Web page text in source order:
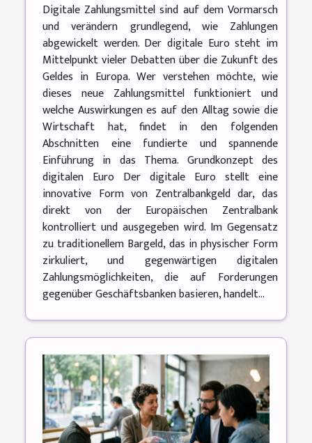
Digitale Zahlungsmittel sind auf dem Vormarsch
und verändern grundlegend, wie Zahlungen
abgewickelt werden. Der digitale Euro steht im
Mittelpunkt vieler Debatten über die Zukunft des
Geldes in Europa. Wer verstehen möchte, wie
dieses neue Zahlungsmittel funktioniert und
welche Auswirkungen es auf den Alltag sowie die
Wirtschaft hat, findet in den folgenden
Abschnitten eine fundierte und spannende
Einführung in das Thema. Grundkonzept des
digitalen Euro Der digitale Euro stellt eine
innovative Form von Zentralbankgeld dar, das
direkt von der Europäischen Zentralbank
kontrolliert und ausgegeben wird. Im Gegensatz
zu traditionellem Bargeld, das in physischer Form
zirkuliert, und gegenwärtigen digitalen
Zahlungsmöglichkeiten, die auf Forderungen
gegenüber Geschäftsbanken basieren, handelt...